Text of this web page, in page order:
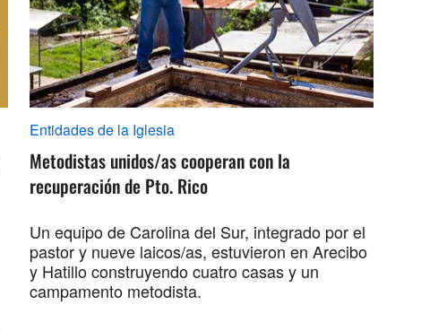
Entidades de la Iglesia
Metodistas unidos/as cooperan con la
recuperación de Pto. Rico
Un equipo de Carolina del Sur, integrado por el
pastor y nueve laicos/as, estuvieron en Arecibo
y Hatillo construyendo cuatro casas y un
campamento metodista.